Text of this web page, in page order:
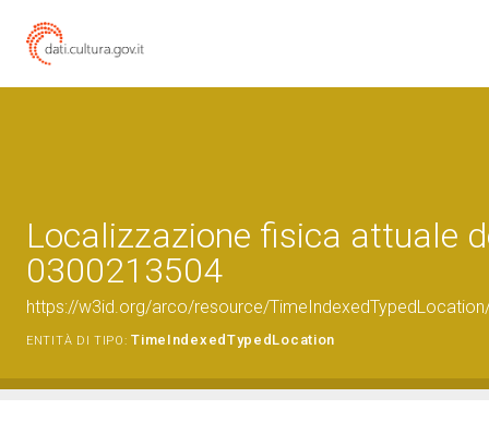
Localizzazione fisica attuale
0300213504
https://w3id.org/arco/resource/
ENTITÀ DI TIPO: TimeIndexedTypedLocation